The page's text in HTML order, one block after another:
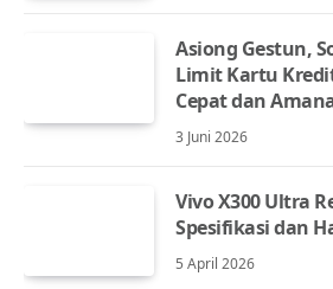
Asiong Gestun,
Limit Kartu
Cepat dan
3 Juni 2026
Vivo X300 Ultra
Spesifikasi dan
5 April 2026